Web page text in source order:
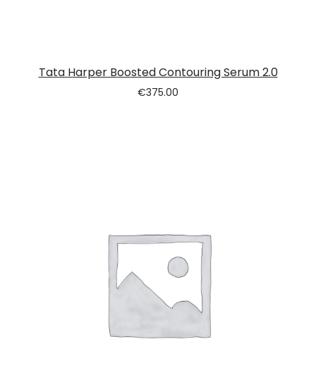
Tata Harper Boosted Contouring Serum 2.0
€375.00